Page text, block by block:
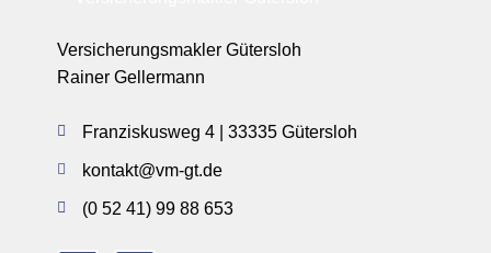
Versicherungsmakler Gütersloh
Rainer Gellermann
Franziskusweg 4 | 33335 Gütersloh
kontakt@vm-gt.de
(0 52 41) 99 88 653